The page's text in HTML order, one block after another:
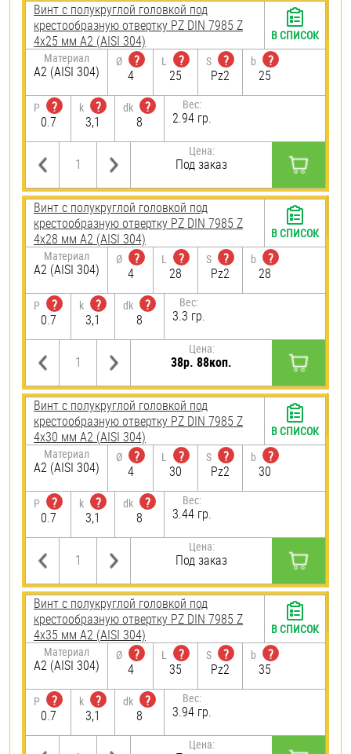
Винт с полукруглой головкой под
крестообразную отвертку PZ DIN 7985 Z
4х25 мм А2 (AISI 304)
Материал
А2 (AISI 304)
Ø
?
4
L
?
25
S
?
Pz2
b
?
25
P
?
0.7
k
?
3,1
dk
?
8
Вес:
2.94 гр.
Цена:
Под заказ
В СПИСОК
Винт с полукруглой головкой под
крестообразную отвертку PZ DIN 7985 Z
4х28 мм А2 (AISI 304)
Материал
А2 (AISI 304)
Ø
?
4
L
?
28
S
?
Pz2
b
?
28
P
?
0.7
k
?
3,1
dk
?
8
Вес:
3.3 гр.
Цена:
38р. 88коп.
В СПИСОК
Винт с полукруглой головкой под
крестообразную отвертку PZ DIN 7985 Z
4х30 мм А2 (AISI 304)
Материал
А2 (AISI 304)
Ø
?
4
L
?
30
S
?
Pz2
b
?
30
P
?
0.7
k
?
3,1
dk
?
8
Вес:
3.44 гр.
Цена:
Под заказ
В СПИСОК
Винт с полукруглой головкой под
крестообразную отвертку PZ DIN 7985 Z
4х35 мм А2 (AISI 304)
Материал
А2 (AISI 304)
Ø
?
4
L
?
35
S
?
Pz2
b
?
35
P
?
0.7
k
?
3,1
dk
?
8
Вес:
3.94 гр.
Цена:
В СПИСОК